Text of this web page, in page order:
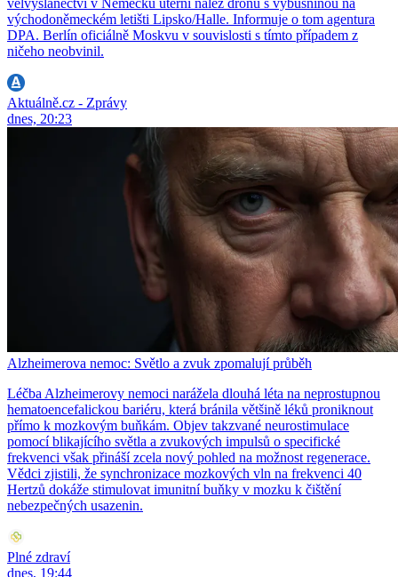
východoněmeckém letišti Lipsko/Halle. Informuje o tom agentura
DPA. Berlín oficiálně Moskvu v souvislosti s tímto případem z
ničeho neobvinil.
Aktuálně.cz - Zprávy
dnes, 20:23
Alzheimerova nemoc: Světlo a zvuk zpomalují průběh
Léčba Alzheimerovy nemoci narážela dlouhá léta na neprostupnou
hematoencefalickou bariéru, která bránila většině léků proniknout
přímo k mozkovým buňkám. Objev takzvané neurostimulace
pomocí blikajícího světla a zvukových impulsů o specifické
frekvenci však přináší zcela nový pohled na možnost regenerace.
Vědci zjistili, že synchronizace mozkových vln na frekvenci 40
Hertzů dokáže stimulovat imunitní buňky v mozku k čištění
nebezpečných usazenin.
Plné zdraví
dnes, 19:44